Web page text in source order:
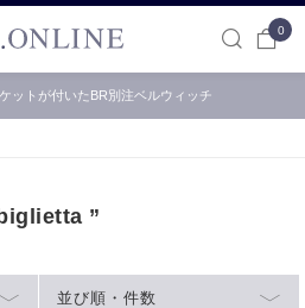
0
ットが付いたBR別注ベルウィッチ
”
並び順・件数